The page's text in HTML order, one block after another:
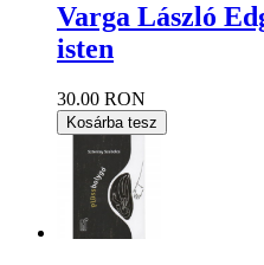
Varga László
isten
30.00 RON
Kosárba tesz